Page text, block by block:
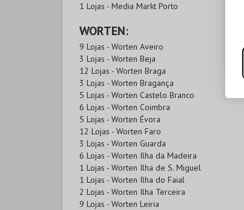
1 Lojas - Media Markt Porto
WORTEN:
9 Lojas - Worten Aveiro
3 Lojas - Worten Beja
12 Lojas - Worten Braga
3 Lojas - Worten Bragança
5 Lojas - Worten Castelo Branco
6 Lojas - Worten Coimbra
5 Lojas - Worten Évora
12 Lojas - Worten Faro
3 Lojas - Worten Guarda
6 Lojas - Worten Ilha da Madeira
1 Lojas - Worten Ilha de S. Miguel
1 Lojas - Worten Ilha do Faial
2 Lojas - Worten Ilha Terceira
9 Lojas - Worten Leiria